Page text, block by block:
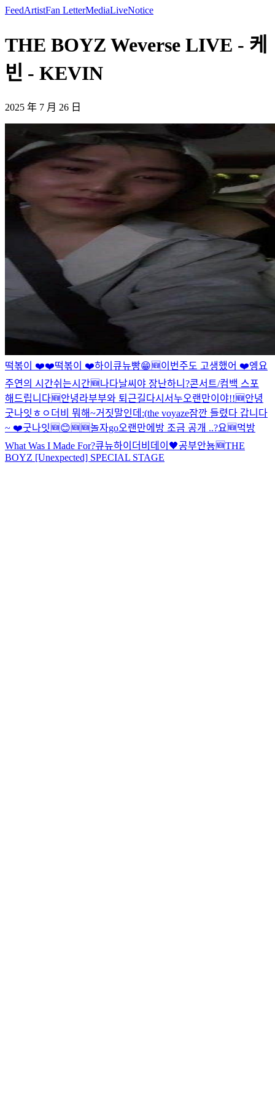
FeedArtistFan LetterMediaLiveNotice
THE BOYZ Weverse LIVE - 케
빈 - KEVIN
2025 年 7 月 26 日
떡볶이 ❤️❤️떡볶이 ❤️하이 큐뉴빵😁🆕이번주도 고생했어 ❤️엥 요
주연의 시간쉬는시간🆕나다날씨야 장난하니?콘서트/컴백 스포
해드립니다🆕안녕라부부와 퇴근길다시 서누오랜만이야!!🆕안녕
굿나잇 ㅎㅇ 더비 뭐해~거짓말인데 :(the voyaze잠깐 들렸다 갑니다
~ ❤️굿나잇 🆕😊🆕 🆕놀자go오랜만에 방 조금 공개 ..?요 🆕먹방
What Was I Made For?큐뉴하이 더비데이🖤공부안뇽🆕THE
BOYZ [Unexpected] SPECIAL STAGE